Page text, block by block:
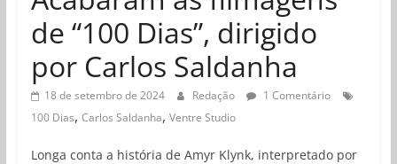
de “100 Dias”, dirigido
por Carlos Saldanha
18 de setembro de 2024 Redação
1 Comentário
100 Dias, Carlos Saldanha, Ventre Studio
Longa conta a história de Amyr Klynk, interpretado por